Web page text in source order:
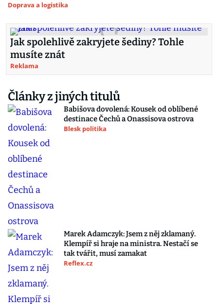
Doprava a logistika
Jak spolehlivě zakryjete šediny? Tohle
musíte znát
Reklama
Články z jiných titulů
Babišova dovolená: Kousek od oblíbené
destinace Čechů a Onassisova ostrova
Blesk politika
Marek Adamczyk: Jsem z něj zklamaný.
Klempíř si hraje na ministra. Nestačí se
tak tvářit, musí zamakat
Reflex.cz